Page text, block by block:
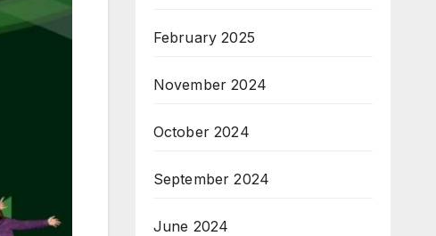
February 2025
November 2024
October 2024
September 2024
June 2024